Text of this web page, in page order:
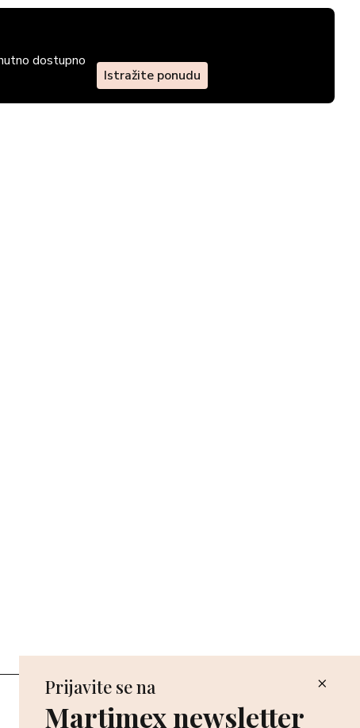
dostupno
Istražite ponudu
Poslovnice
Povrat i reklamacija
Prijavite se na
Martimex newsletter